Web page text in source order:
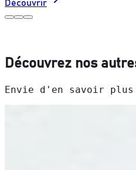
Découvrir
Découvrez nos
Envie d'en savoir